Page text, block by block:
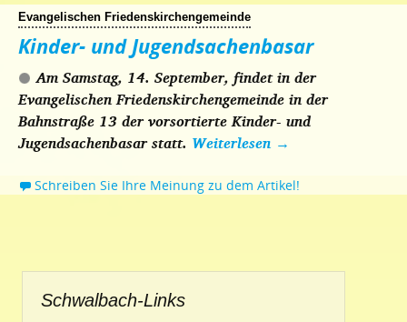
Evangelischen Friedenskirchengemeinde
Kinder- und Jugendsachenbasar
Am Samstag, 14. September, findet in der
Evangelischen Friedenskirchengemeinde in der
Bahnstraße 13 der vorsortierte Kinder- und
Jugendsachenbasar statt. Weiterlesen →
Schreiben Sie Ihre Meinung zu dem Artikel!
Schwalbach-Links